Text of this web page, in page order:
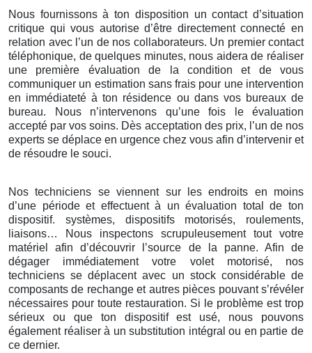
Nous fournissons à ton disposition un contact d’situation
critique qui vous autorise d’être directement connecté en
relation avec l’un de nos collaborateurs. Un premier contact
téléphonique, de quelques minutes, nous aidera de réaliser
une première évaluation de la condition et de vous
communiquer un estimation sans frais pour une intervention
en immédiateté à ton résidence ou dans vos bureaux de
bureau. Nous n’intervenons qu’une fois le évaluation
accepté par vos soins. Dès acceptation des prix, l’un de nos
experts se déplace en urgence chez vous afin d’intervenir et
de résoudre le souci.
Nos techniciens se viennent sur les endroits en moins
d’une période et effectuent à un évaluation total de ton
dispositif. systèmes, dispositifs motorisés, roulements,
liaisons… Nous inspectons scrupuleusement tout votre
matériel afin d’découvrir l’source de la panne. Afin de
dégager immédiatement votre volet motorisé, nos
techniciens se déplacent avec un stock considérable de
composants de rechange et autres pièces pouvant s’révéler
nécessaires pour toute restauration. Si le problème est trop
sérieux ou que ton dispositif est usé, nous pouvons
également réaliser à un substitution intégral ou en partie de
ce dernier.